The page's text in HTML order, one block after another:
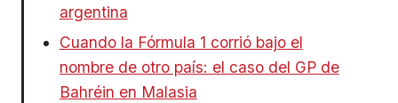
argentina
Cuando la Fórmula 1 corrió bajo el
nombre de otro país: el caso del GP de
Bahréin en Malasia